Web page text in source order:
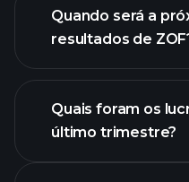
de ZOF
Quando será a
resultados de
Quais foram os
último trimestre?